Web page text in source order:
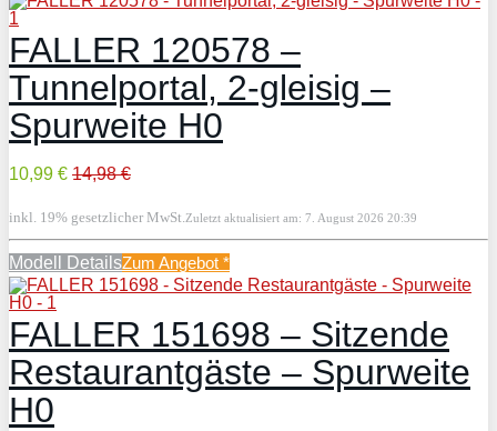
FALLER 120578 –
Tunnelportal, 2-gleisig –
Spurweite H0
10,99 € 14,98 €
inkl. 19% gesetzlicher MwSt. Zuletzt aktualisiert am: 7. August 2026 20:39
Modell DetailsZum Angebot *
FALLER 151698 – Sitzende
Restaurantgäste – Spurweite
H0